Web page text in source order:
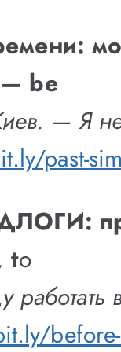
— be
— Я
past-
to